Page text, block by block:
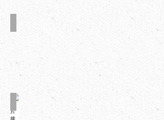
皮带式六角折边部
两片接合部